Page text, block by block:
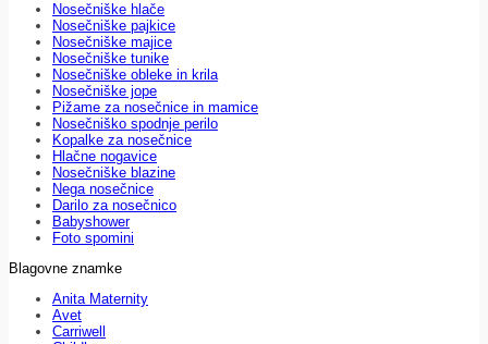
Nosečniške hlače
Nosečniške pajkice
Nosečniške majice
Nosečniške tunike
Nosečniške obleke in krila
Nosečniške jope
Pižame za nosečnice in mamice
Nosečniško spodnje perilo
Kopalke za nosečnice
Hlačne nogavice
Nosečniške blazine
Nega nosečnice
Darilo za nosečnico
Babyshower
Foto spomini
Blagovne znamke
Anita Maternity
Avet
Carriwell